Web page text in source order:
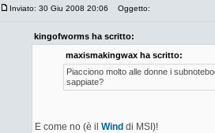
Inviato: 30 Giu 2008 20:06 Oggetto:
kingofworms ha scritto:
maxismakingwax ha scritto:
Piacciono molto alle donne i
sappiate?
E come no (è il Wind di MSI)!